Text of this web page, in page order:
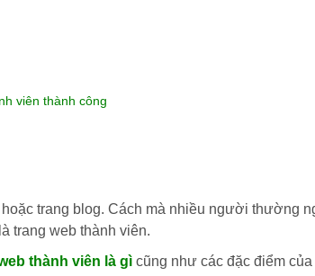
viên thành công
trang blog. Cách mà nhiều người thường
trang web thành viên.
thành viên là gì cũng như các đặc điểm